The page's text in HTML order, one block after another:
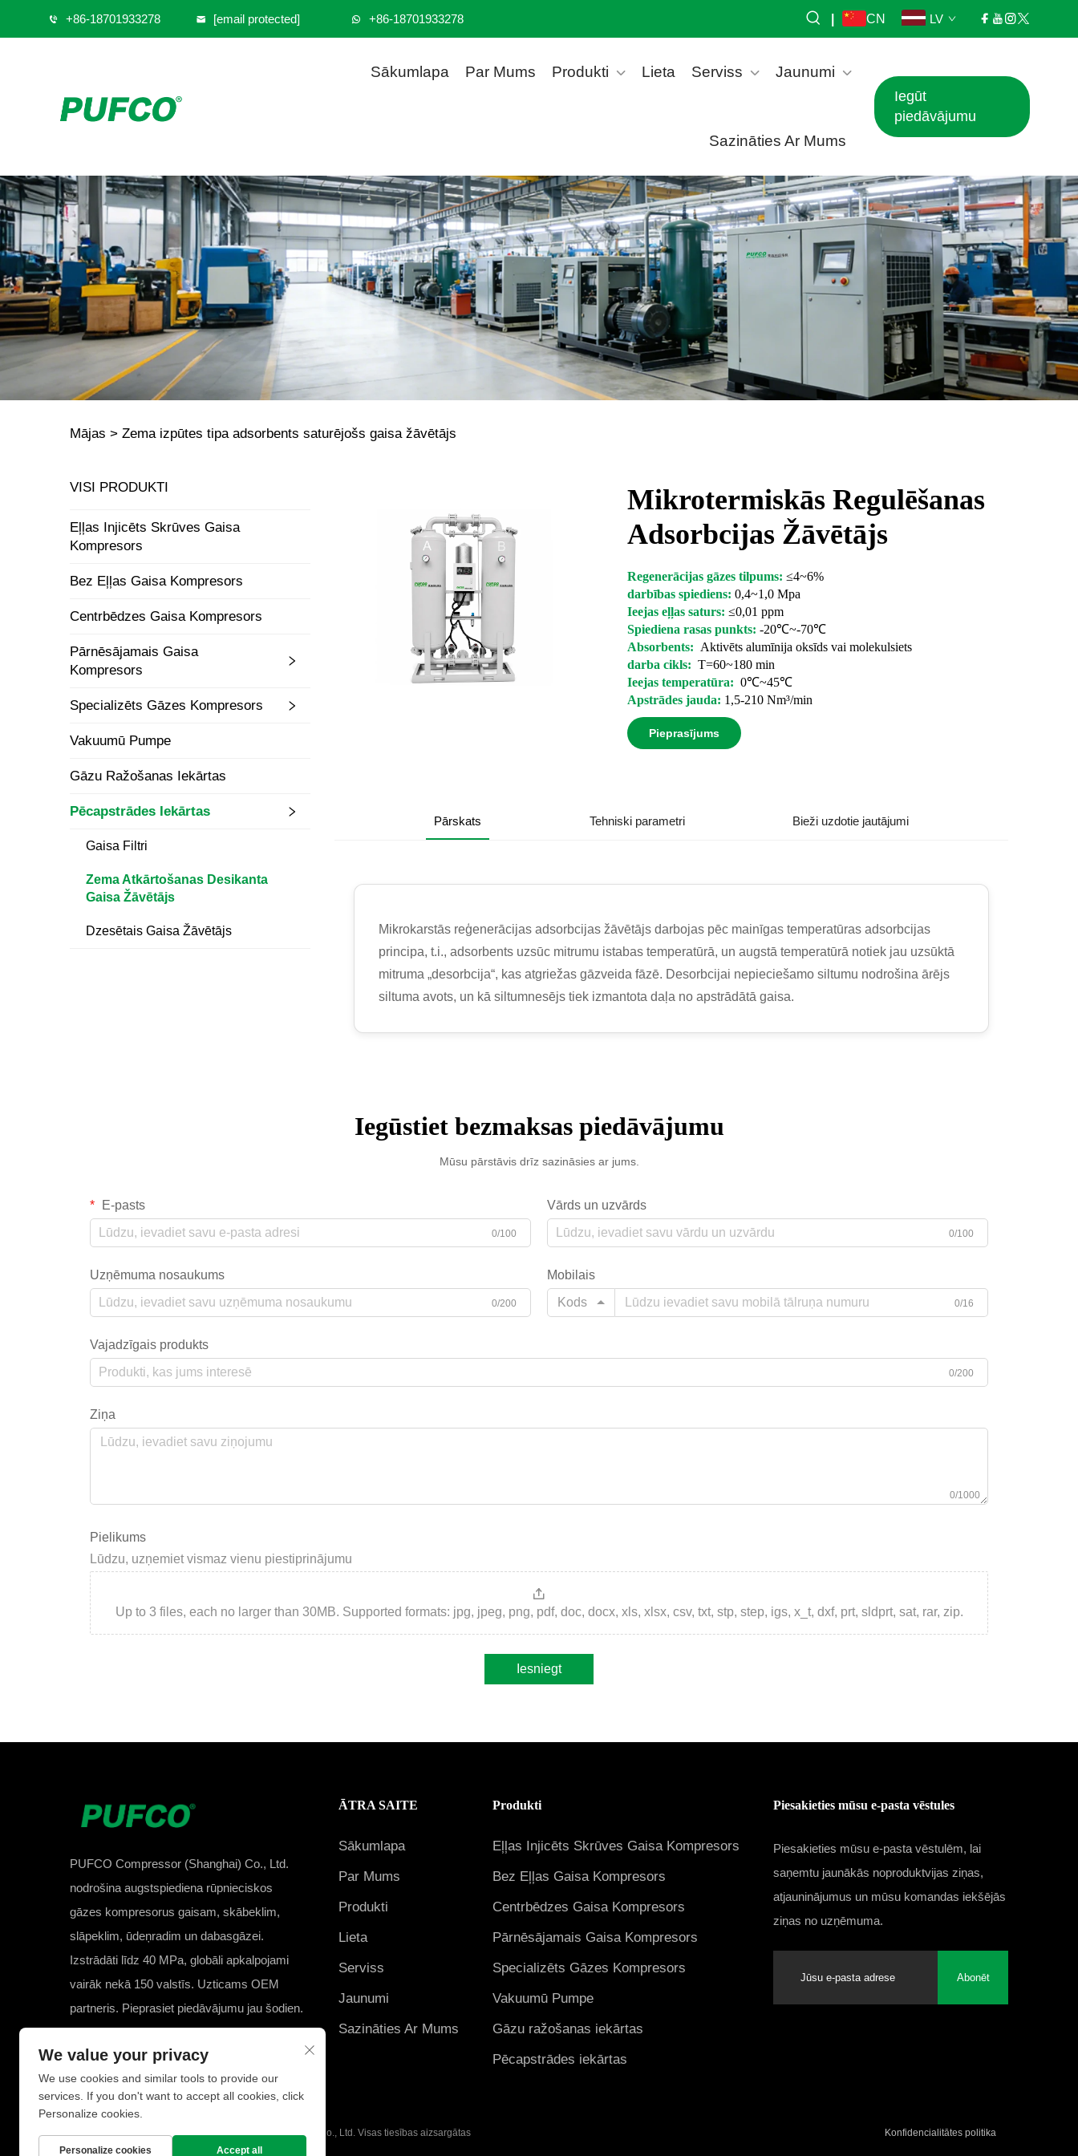
+86-18701933278 [email protected] +86-18701933278 CN LV
Sākumlapa Par Mums Produkti Lieta Serviss Jaunumi
Sazināties Ar Mums
Iegūt
piedāvājumu
Mājas > Zema izpūtes tipa adsorbents saturējošs gaisa žāvētājs
VISI PRODUKTI
Eļļas Injicēts Skrūves Gaisa
Kompresors
Bez Eļļas Gaisa Kompresors
Centrbēdzes Gaisa Kompresors
Pārnēsājamais Gaisa
Kompresors
Specializēts Gāzes Kompresors
Vakuumū Pumpe
Gāzu Ražošanas Iekārtas
Pēcapstrādes Iekārtas
Gaisa Filtri
Zema Atkārtošanas Desikanta
Gaisa Žāvētājs
Dzesētais Gaisa Žāvētājs
Mikrotermiskās Regulēšanas
Adsorbcijas Žāvētājs
Regenerācijas gāzes tilpums: ≤4~6%
darbības spiediens: 0,4~1,0 Mpa
Ieejas eļļas saturs: ≤0,01 ppm
Spiediena rasas punkts: -20℃~-70℃
Absorbents: Aktivēts alumīnija oksīds vai molekulsiets
darba cikls: T=60~180 min
Ieejas temperatūra: 0℃~45℃
Apstrādes jauda: 1,5-210 Nm³/min
Pieprasījums
Pārskats Tehniski parametri Bieži uzdotie jautājumi
Mikrokarstās reģenerācijas adsorbcijas žāvētājs darbojas pēc mainīgas temperatūras adsorbcijas
principa, t.i., adsorbents uzsūc mitrumu istabas temperatūrā, un augstā temperatūrā notiek jau uzsūktā
mitruma „desorbcija“, kas atgriežas gāzveida fāzē. Desorbcijai nepieciešamo siltumu nodrošina ārējs
siltuma avots, un kā siltumnesējs tiek izmantota daļa no apstrādātā gaisa.
Iegūstiet bezmaksas piedāvājumu
Mūsu pārstāvis drīz sazināsies ar jums.
E-pasts
0/100
Vārds un uzvārds
0/100
Uzņēmuma nosaukums
0/200
Mobilais
Kods
0/16
Vajadzīgais produkts
0/200
Ziņa
0/1000
Pielikums
Lūdzu, uzņemiet vismaz vienu piestiprinājumu
Up to 3 files, each no larger than 30MB. Supported formats: jpg, jpeg, png, pdf, doc, docx, xls, xlsx, csv, txt, stp, step, igs, x_t, dxf, prt, sldprt, sat, rar, zip.
Iesniegt
PUFCO Compressor (Shanghai) Co., Ltd.
nodrošina augstspiediena rūpnieciskos
gāzes kompresorus gaisam, skābeklim,
slāpeklim, ūdeņradim un dabasgāzei.
Izstrādāti līdz 40 MPa, globāli apkalpojami
vairāk nekā 150 valstīs. Uzticams OEM
partneris. Pieprasiet piedāvājumu jau šodien.
ĀTRA SAITE
Sākumlapa
Par Mums
Produkti
Lieta
Serviss
Jaunumi
Sazināties Ar Mums
Produkti
Eļļas Injicēts Skrūves Gaisa Kompresors
Bez Eļļas Gaisa Kompresors
Centrbēdzes Gaisa Kompresors
Pārnēsājamais Gaisa Kompresors
Specializēts Gāzes Kompresors
Vakuumū Pumpe
Gāzu ražošanas iekārtas
Pēcapstrādes iekārtas
Piesakieties mūsu e-pasta vēstules
Piesakieties mūsu e-pasta vēstulēm, lai
saņemtu jaunākās noproduktvijas ziņas,
atjauninājumus un mūsu komandas iekšējās
ziņas no uzņēmuma.
Abonēt
Autortiesības © 2025 PUFCO Compressor (Shanghai) Co., Ltd. Visas tiesības aizsargātas Konfidencialitātes politika
We value your privacy
We use cookies and similar tools to provide our
services. If you don't want to accept all cookies, click
Personalize cookies.
Personalize cookies Accept all